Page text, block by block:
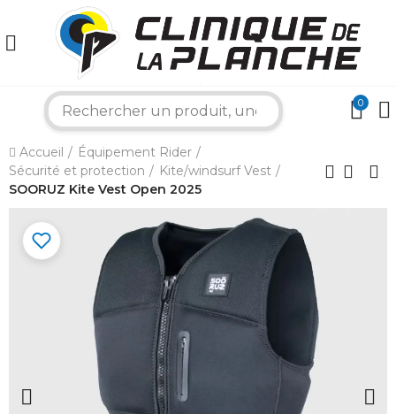
0
Accueil
Équipement Rider
Sécurité et protection
Kite/windsurf Vest
SOORUZ Kite Vest Open 2025
×
Bonjour ! Je suis votre expert nautique.
Comment puis-je vous aider aujourd'hui ?